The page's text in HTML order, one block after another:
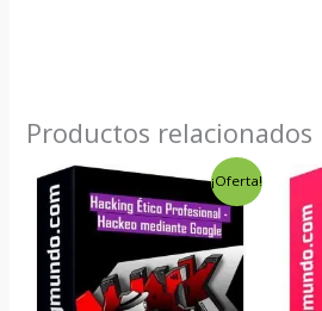
Productos relacionados
¡Oferta!
El
precio
original
era:
El
precio
actual
es:
$3.00.